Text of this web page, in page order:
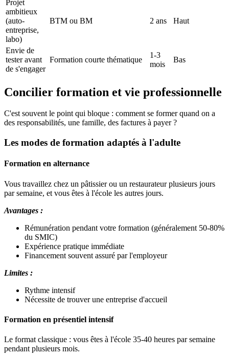
Projet
ambitieux
(auto-
entreprise,
labo)
BTM ou BM 2 ans Haut
Envie de
tester avant
de s'engager
Formation courte thématique
1-3
mois
Bas
Concilier formation et vie professionnelle
C'est souvent le point qui bloque : comment se former quand on a
des responsabilités, une famille, des factures à payer ?
Les modes de formation adaptés à l'adulte
Formation en alternance
Vous travaillez chez un pâtissier ou un restaurateur plusieurs jours
par semaine, et vous êtes à l'école les autres jours.
Avantages :
Rémunération pendant votre formation (généralement 50-80%
du SMIC)
Expérience pratique immédiate
Financement souvent assuré par l'employeur
Limites :
Rythme intensif
Nécessite de trouver une entreprise d'accueil
Formation en présentiel intensif
Le format classique : vous êtes à l'école 35-40 heures par semaine
pendant plusieurs mois.